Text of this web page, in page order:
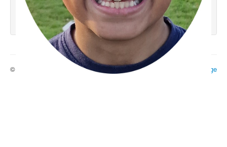
Haut de page
© 2026 Ecole 29